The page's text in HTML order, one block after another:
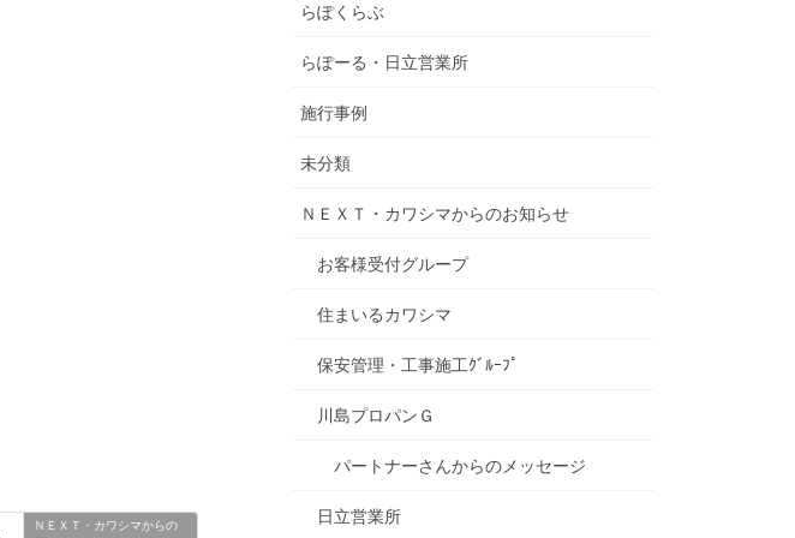
ＮＥＸＴ・カワシマからの
らぽくらぶ
らぽーる・日立営業所
施行事例
未分類
ＮＥＸＴ・カワシマからのお知らせ
お客様受付グループ
住まいるカワシマ
保安管理・工事施工ｸﾞﾙｰﾌﾟ
川島プロパンＧ
パートナーさんからのメッセージ
日立営業所